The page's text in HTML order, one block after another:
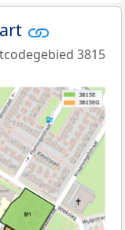
3815